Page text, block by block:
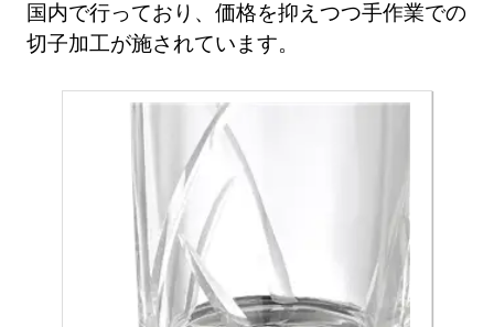
国内で行っており、価格を抑えつつ手作業での
切子加工が施されています。